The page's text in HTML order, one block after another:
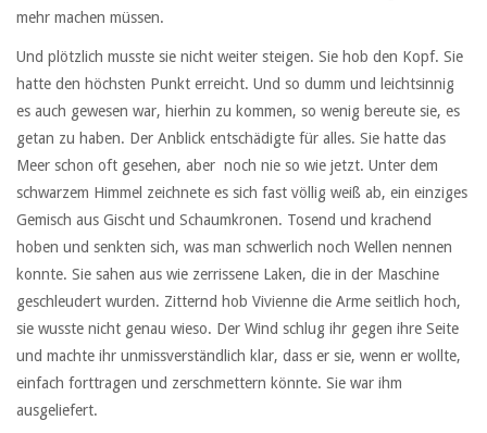
mehr machen müssen.
Und plötzlich musste sie nicht weiter steigen. Sie hob den Kopf. Sie
hatte den höchsten Punkt erreicht. Und so dumm und leichtsinnig
es auch gewesen war, hierhin zu kommen, so wenig bereute sie, es
getan zu haben. Der Anblick entschädigte für alles. Sie hatte das
Meer schon oft gesehen, aber noch nie so wie jetzt. Unter dem
schwarzem Himmel zeichnete es sich fast völlig weiß ab, ein einziges
Gemisch aus Gischt und Schaumkronen. Tosend und krachend
hoben und senkten sich, was man schwerlich noch Wellen nennen
konnte. Sie sahen aus wie zerrissene Laken, die in der Maschine
geschleudert wurden. Zitternd hob Vivienne die Arme seitlich hoch,
sie wusste nicht genau wieso. Der Wind schlug ihr gegen ihre Seite
und machte ihr unmissverständlich klar, dass er sie, wenn er wollte,
einfach forttragen und zerschmettern könnte. Sie war ihm
ausgeliefert.